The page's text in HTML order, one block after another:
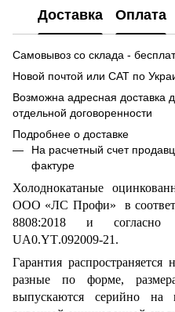
Доставка Оплата
Самовывоз со склада -
Новой почтой или САТ по
Возможна адресная доставка
отдельной договоренности
Подробнее о доставке
На расчетный счет
фактуре
Холоднокатаные
ООО «ЛС Профи» в
8808:2018 и согласно
UA0.YT.092009-21.
Гарантия
разные по форме,
выпускаются серийнона